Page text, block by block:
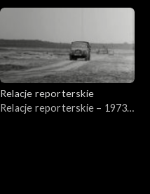
Relacje reporterskie
Relacje reporterskie – 1973